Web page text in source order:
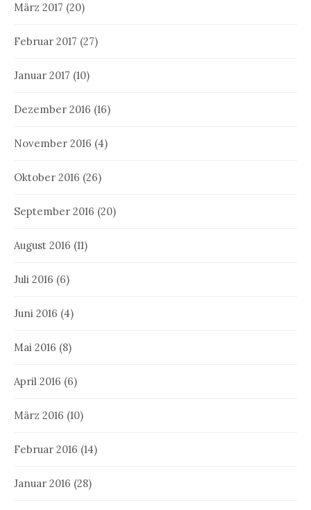
März 2017 (20)
Februar 2017 (27)
Januar 2017 (10)
Dezember 2016 (16)
November 2016 (4)
Oktober 2016 (26)
September 2016 (20)
August 2016 (11)
Juli 2016 (6)
Juni 2016 (4)
Mai 2016 (8)
April 2016 (6)
März 2016 (10)
Februar 2016 (14)
Januar 2016 (28)